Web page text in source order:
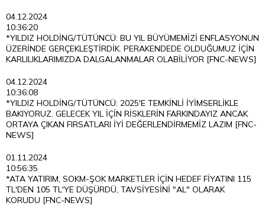
04.12.2024
10:36:20
*YILDIZ HOLDİNG/TÜTÜNCÜ: BU YIL BÜYÜMEMİZİ ENFLASYONUN
ÜZERİNDE GERÇEKLEŞTİRDİK. PERAKENDEDE OLDUĞUMUZ İÇİN
KARLILIKLARIMIZDA DALGALANMALAR OLABİLİYOR [FNC-NEWS]
04.12.2024
10:36:08
*YILDIZ HOLDİNG/TÜTÜNCÜ: 2025'E TEMKİNLİ İYİMSERLİKLE
BAKIYORUZ. GELECEK YIL İÇİN RİSKLERİN FARKINDAYIZ ANCAK
ORTAYA ÇIKAN FIRSATLARI İYİ DEĞERLENDİRMEMİZ LAZIM [FNC-
NEWS]
01.11.2024
10:56:35
*ATA YATIRIM, SOKM-ŞOK MARKETLER İÇİN HEDEF FİYATINI 115
TL'DEN 105 TL'YE DÜŞÜRDÜ, TAVSİYESİNİ "AL" OLARAK
KORUDU [FNC-NEWS]